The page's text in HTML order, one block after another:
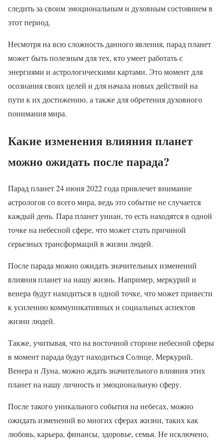
следить за своим эмоциональным и духовным состоянием в
этот период.
Несмотря на всю сложность данного явления, парад планет
может быть полезным для тех, кто умеет работать с
энергиями и астрологическими картами. Это момент для
осознания своих целей и для начала новых действий на
пути к их достижению, а также для обретения духовного
понимания мира.
Какие изменения влияния планет
можно ожидать после парада?
Парад планет 24 июня 2022 года привлечет внимание
астрологов со всего мира, ведь это событие не случается
каждый день. Пара планет униан, то есть находятся в одной
точке на небесной сфере, что может стать причиной
серьезных трансформаций в жизни людей.
После парада можно ожидать значительных изменений
влияния планет на нашу жизнь. Например, меркурий и
венера будут находиться в одной точке, что может привести
к усилению коммуникативных и социальных аспектов
жизни людей.
Также, учитывая, что на восточной стороне небесной сферы
в момент парада будут находиться Солнце, Меркурий,
Венера и Луна, можно ждать значительного влияния этих
планет на нашу личность и эмоциональную сферу.
После такого уникального события на небесах, можно
ожидать изменений во многих сферах жизни, таких как
любовь, карьера, финансы, здоровье, семья. Не исключено,